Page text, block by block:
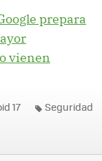
prepara
vienen
17 Seguridad